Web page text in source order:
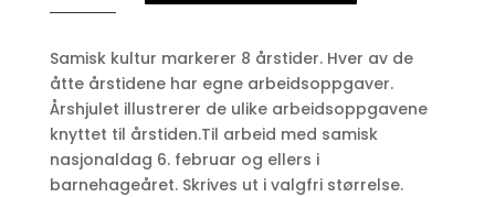
-
kultur
-
årshjul
antall
Samisk kultur markerer 8 årstider. Hver av de
åtte årstidene har egne arbeidsoppgaver.
Årshjulet illustrerer de ulike arbeidsoppgavene
knyttet til årstiden.Til arbeid med samisk
nasjonaldag 6. februar og ellers i
barnehageåret. Skrives ut i valgfri størrelse.